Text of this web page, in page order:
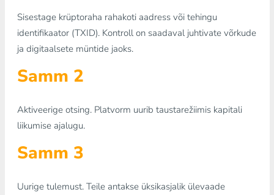
Sisestage krüptoraha rahakoti aadress või tehingu
identifikaator (TXID). Kontroll on saadaval juhtivate võrkude
ja digitaalsete müntide jaoks.
Samm 2
Aktiveerige otsing. Platvorm uurib taustarežiimis kapitali
liikumise ajalugu.
Samm 3
Uurige tulemust. Teile antakse üksikasjalik ülevaade